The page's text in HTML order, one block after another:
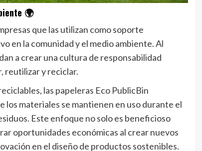
🌍
que las utilizan como soporte
en la comunidad y el medio ambiente. Al
a crear una cultura de responsabilidad
reutilizar y reciclar.
las papeleras Eco PublicBin
los materiales se mantienen en uso durante el
Este enfoque no solo es beneficioso
oportunidades económicas al crear nuevos
en el diseño de productos sostenibles.